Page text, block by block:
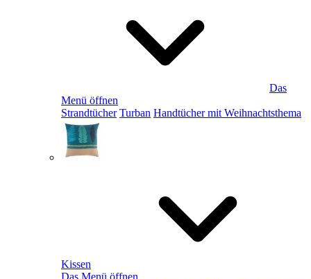
Das
Menü öffnen
Strandtücher Turban Handtücher mit Weihnachtsthema
Kissen
Das Menü öffnen